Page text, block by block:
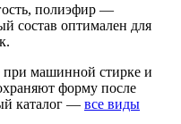
полиэфир —
состав оптимален для
при машинной стирке и
форму после
каталог — все виды